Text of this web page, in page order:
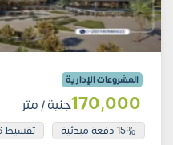
المشروعات الإدارية
170٬000جنية/ متر
15% دفعة مبدئية تقسيط 6